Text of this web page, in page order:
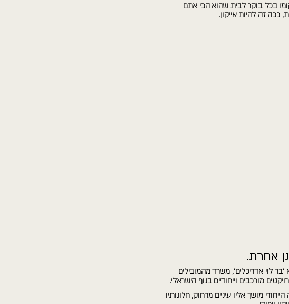
בכל בוקר לבית שהוא הכי אתם
ככה זה להיות אייקון.
אחרת.
לוי אדריכלים', משרד מהמובילים
מורכבים וייחודיים בנוף הישראלי.
מושך אליו עיניים מרחוק, חלונותיו